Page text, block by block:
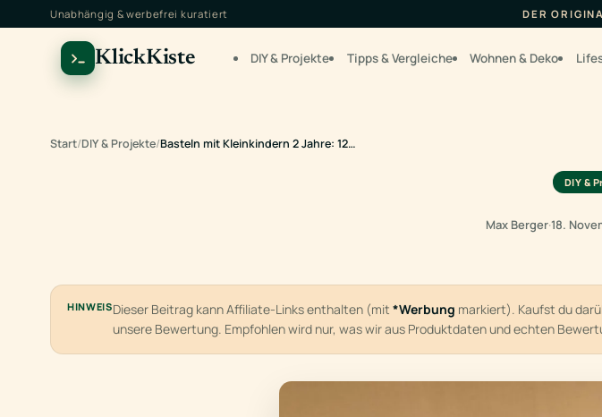
Unabhängig & werbefrei kuratiert DER
KlickKiste DIY & Projekte Tipps & Vergleiche Wohnen & Deko
Start/DIY & Projekte/Basteln mit Kleinkindern 2 Jahre: 12…
DIY &
Max Berger·18.
HINWEISDieser Beitrag kann Affiliate-Links enthalten (mit *Werbung markiert). Kaufst du
unsere Bewertung. Empfohlen wird nur, was wir aus Produktdaten und echten